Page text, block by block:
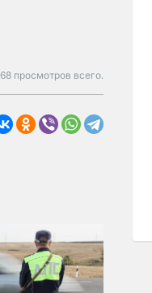
68 просмотров всего.